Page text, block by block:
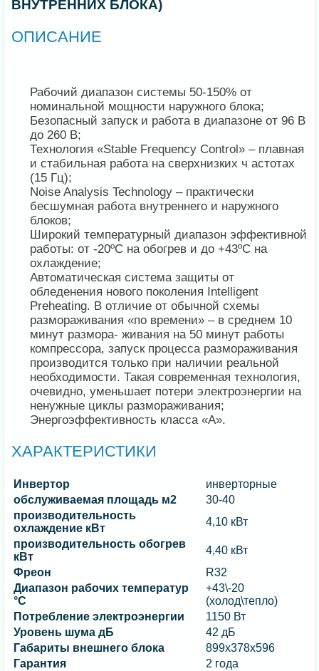
ВНУТРЕННИХ БЛОКА)
ОПИСАНИЕ
Рабочий диапазон системы 50-150% от
номинальной мощности наружного блока;
Безопасный запуск и работа в диапазоне от 96 В
до 260 В;
Технология «Stable Frequency Control» – плавная
и стабильная работа на сверхнизких ч астотах
(15 Гц);
Noise Analysis Technology – практически
бесшумная работа внутреннего и наружного
блоков;
Широкий температурный диапазон эффективной
работы: от -20ºС на обогрев и до +43ºС на
охлаждение;
Автоматическая система защиты от
обледенения нового поколения Intelligent
Preheating. В отличие от обычной схемы
размораживания «по времени» – в среднем 10
минут размора- живания на 50 минут работы
компрессора, запуск процесса размораживания
производится только при наличии реальной
необходимости. Такая современная технология,
очевидно, уменьшает потери электроэнергии на
ненужные циклы размораживания;
Энергоэффективность класса «А».
ХАРАКТЕРИСТИКИ
Инвертор
инверторные
обслуживаемая площадь м2
30-40
производительность
охлаждение кВт
4,10 кВт
производительность обогрев
кВт
4,40 кВт
Фреон
R32
Диапазон рабочих температур
°C
+43\-20
(холод\тепло)
Потребление электроэнергии
1150 Вт
Уровень шума дБ
42 дБ
Габариты внешнего блока
899x378x596
Гарантия
2 года